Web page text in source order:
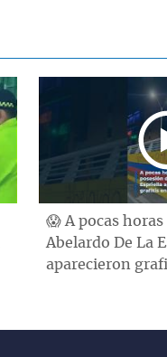
😱 A pocas
Abelardo De La
aparecieron